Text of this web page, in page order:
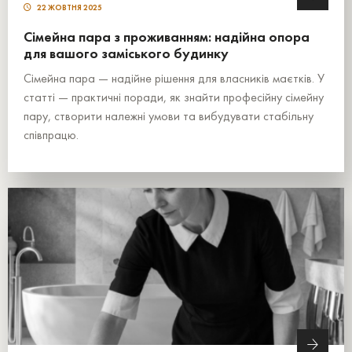
22 ЖОВТНЯ 2025
Сімейна пара з проживанням: надійна опора
для вашого заміського будинку
Сімейна пара — надійне рішення для власників маєтків. У
статті — практичні поради, як знайти професійну сімейну
пару, створити належні умови та вибудувати стабільну
співпрацю.